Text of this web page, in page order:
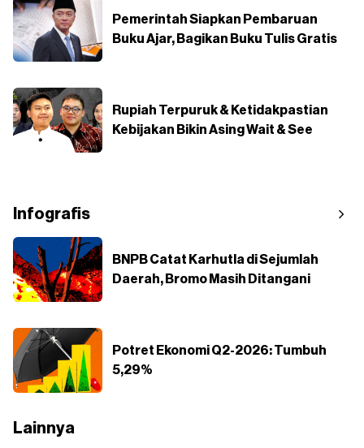
Pemerintah Siapkan Pembaruan
Buku Ajar, Bagikan Buku Tulis Gratis
Rupiah Terpuruk & Ketidakpastian
Kebijakan Bikin Asing Wait & See
Infografis
BNPB Catat Karhutla di Sejumlah
Daerah, Bromo Masih Ditangani
Potret Ekonomi Q2-2026: Tumbuh
5,29%
Lainnya